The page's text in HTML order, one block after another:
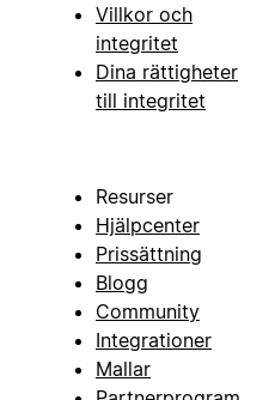
Villkor och
integritet
Dina rättigheter
till integritet
Resurser
Hjälpcenter
Prissättning
Blogg
Community
Integrationer
Mallar